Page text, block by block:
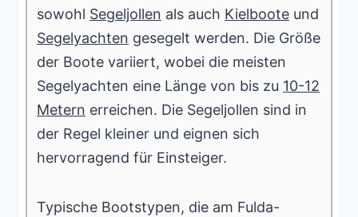
sowohl Segeljollen als auch Kielboote und
Segelyachten gesegelt werden. Die Größe
der Boote variiert, wobei die meisten
Segelyachten eine Länge von bis zu 10-12
Metern erreichen. Die Segeljollen sind in
der Regel kleiner und eignen sich
hervorragend für Einsteiger.
Typische Bootstypen, die am Fulda-